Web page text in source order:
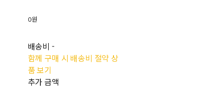
0원
배송비 -
함께 구매 시 배송비 절약 상
품 보기
추가 금액